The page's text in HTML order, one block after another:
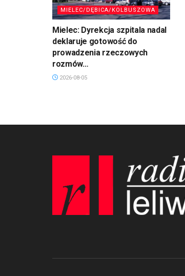
MIELEC/DĘBICA/KOLBUSZOWA
Mielec: Dyrekcja szpitala nadal
deklaruje gotowość do
prowadzenia rzeczowych
rozmów…
2026-08-05